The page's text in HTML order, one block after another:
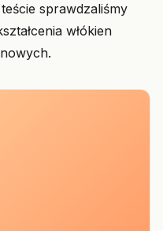
sprawdzaliśmy
włókien